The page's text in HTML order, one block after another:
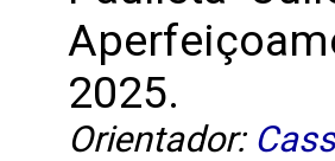
2025.
Orientador: